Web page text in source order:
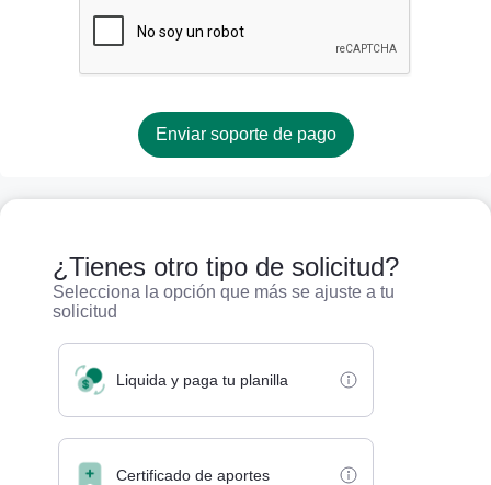
¿Tienes otro tipo de solicitud?
Selecciona la opción que más se ajuste a tu
solicitud
Liquida y paga tu planilla
Certificado de aportes